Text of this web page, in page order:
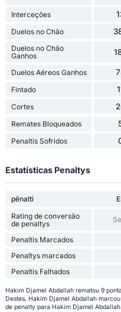
Interceções
Duelos no Chão
Duelos no Chão
Ganhos
Duelos Aéreos Ganhos
Fintado
Cortes
Remates Bloqueados
Penaltis Sofridos
Estatísticas Penaltys
pênalti
Rating de conversão
de penaltys
Penaltis Marcados
Penaltys marcados
Penaltis Falhados
Hakim Djamel Abdallah rematou 9
Destes, Hakim Djamel Abdallah
de penalty para Hakim Djamel